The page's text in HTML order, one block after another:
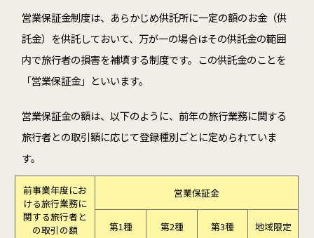
営業保証金制度は、あらかじめ供託所に一定の額のお金（供
託金）を供託しておいて、万が一の場合はその供託金の範囲
内で旅行者の損害を補填する制度です。この供託金のことを
「営業保証金」といいます。
営業保証金の額は、以下のように、前年の旅行業務に関する
旅行者との取引額に応じて登録種別ごとに定められていま
す。
前事業年度にお
ける旅行業務に
関する旅行者と
の取引の額
営業保証金
第1種 第2種 第3種 地域限定